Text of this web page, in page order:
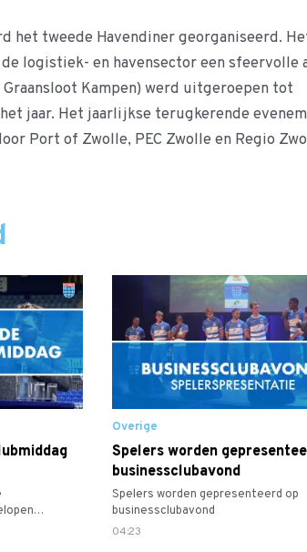
het tweede Havendiner georganiseerd.
logistiek- en havensector een sfeervolle
Kampen) werd uitgeroepen tot
jaar. Het jaarlijkse terugkerende
Port of Zwolle, PEC Zwolle en Regio
Overige
Spelers worden
businessclubavond
Spelers worden gepresenteerd op
businessclubavond
04:23